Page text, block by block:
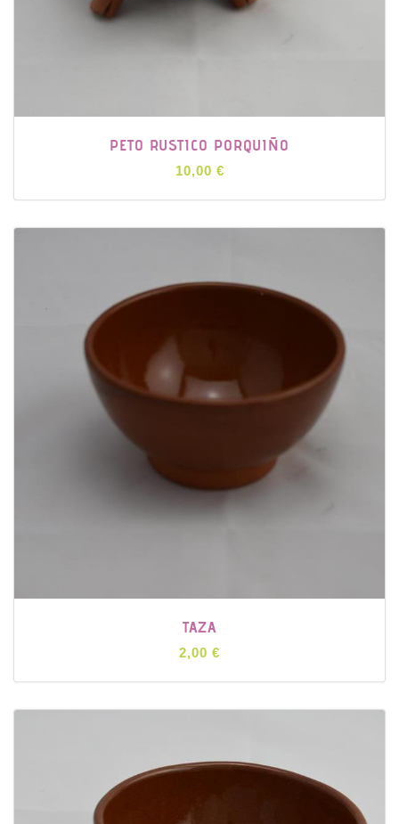
PETO RUSTICO PORQUIÑO
10,00 €
TAZA
2,00 €